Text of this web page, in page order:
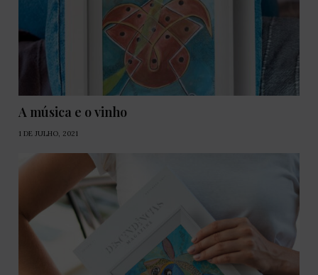
A música e o vinho
1 DE JULHO, 2021